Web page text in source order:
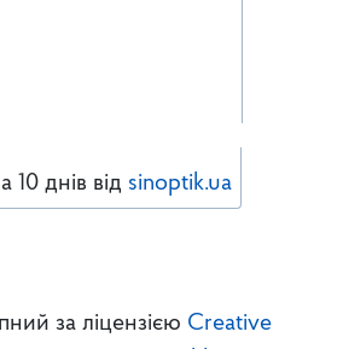
10 днів від sinoptik.ua
за ліцензією Creative